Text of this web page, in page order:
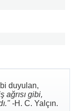
duyulan,
ağrısı gibi,
-H. C. Yalçın.